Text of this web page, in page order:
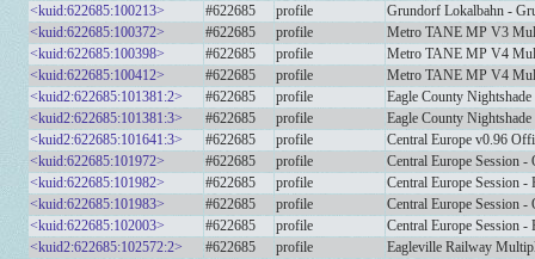
<kuid:622685:100213>
#622685 profile
Grundorf Lokalbahn -
<kuid:622685:100372>
#622685 profile
Metro TANE MP V3
<kuid:622685:100398>
#622685 profile
Metro TANE MP V4
<kuid:622685:100412>
#622685 profile
Metro TANE MP V4
<kuid2:622685:101381:2>
#622685 profile
Eagle County
<kuid2:622685:101381:3>
#622685 profile
Eagle County
<kuid2:622685:101641:3>
#622685 profile
Central Europe v0.96
<kuid:622685:101972>
#622685 profile
Central Europe Session -
<kuid:622685:101982>
#622685 profile
Central Europe Session -
<kuid:622685:101983>
#622685 profile
Central Europe Session -
<kuid:622685:102003>
#622685 profile
Central Europe Session -
<kuid2:622685:102572:2>
#622685 profile
Eagleville Railway